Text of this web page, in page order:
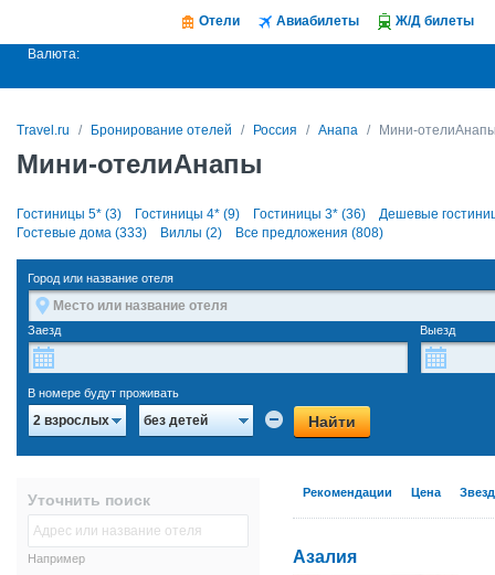
Отели Авиабилеты Ж/Д билеты
Валюта:
Travel.ru Бронирование отелей Россия Анапа Мини-
Мини-отелиАнапы
Гостиницы 5* (3) Гостиницы 4* (9) Гостиницы 3* (36)
Дешевые
Гостевые дома (333)
Виллы (2) Все предложения (808)
Город или название отеля
Заезд Выезд
В номере будут проживать
2 взрослых без детей Найти
Уточнить поиск
Например
Рекомендации Цена
Азалия